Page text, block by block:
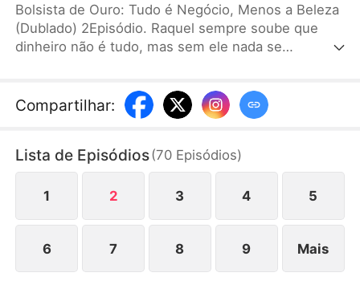
Bolsista de Ouro: Tudo é Negócio, Menos a Beleza
(Dublado) 2Episódio. Raquel sempre soube que
dinheiro não é tudo, mas sem ele nada se
nova bolsista chega à escola, sua rotina pacata vira
um turbilhão. Aos poucos, ela percebe que seus
estranho jogo — e ela é a personagem principal a
ser moldada!
Compartilhar:
Lista de Episódios(70 Episódios)
1 2 3 4 5
6 7 8 9 Mais